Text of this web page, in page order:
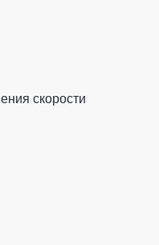
скорости